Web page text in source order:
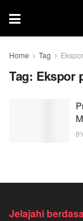
Home Tag
Tag: Ekspor
Jelajahi